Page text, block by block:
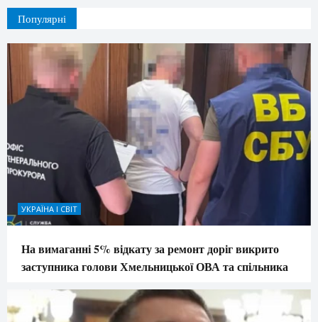
Популярні
УКРАЇНА І СВІТ
На вимаганні 5% відкату за ремонт доріг викрито
заступника голови Хмельницької ОВА та спільника